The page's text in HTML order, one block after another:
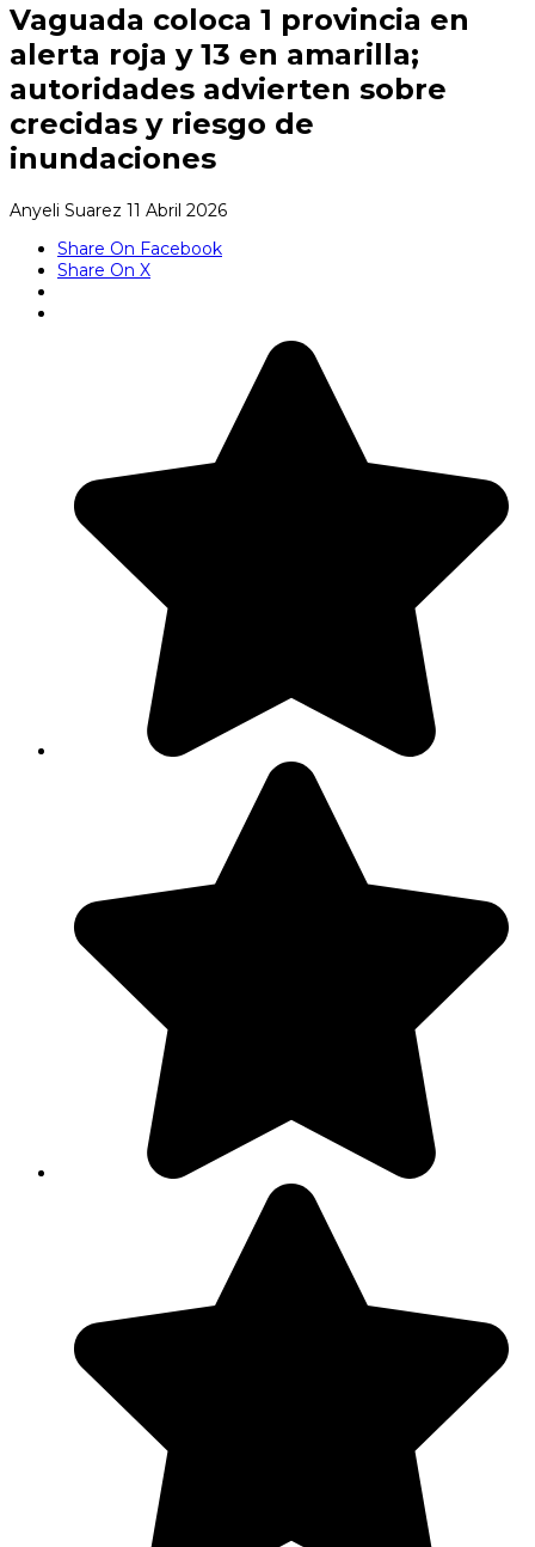
Vaguada coloca 1 provincia en
alerta roja y 13 en amarilla;
autoridades advierten sobre
crecidas y riesgo de
inundaciones
Anyeli Suarez 11 Abril 2026
Share On Facebook
Share On X